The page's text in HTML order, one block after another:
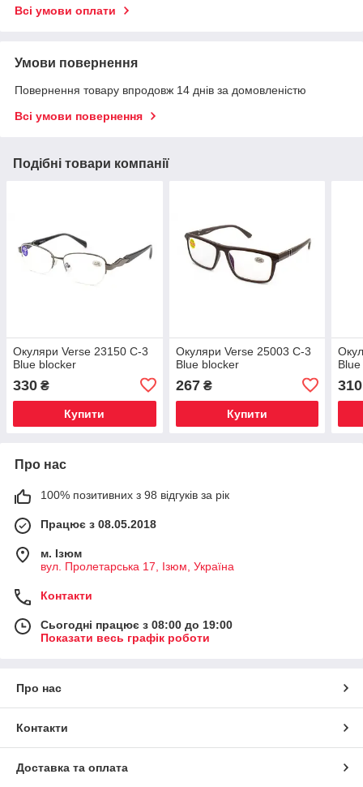
Всі умови оплати
Умови повернення
Повернення товару впродовж 14 днів за домовленістю
Всі умови повернення
Подібні товари компанії
Окуляри Verse 23150 C-3
Blue blocker
330 ₴
Купити
Окуляри Verse 25003 C-3
Blue blocker
267₴
Купити
310
Про нас
100% позитивних з 98 відгуків за рік
Працює з 08.05.2018
м. Iзюм
вул. Пролетарська 17, Iзюм, Україна
Контакти
Сьогодні працює з 08:00 до 19:00
Показати весь графік роботи
Про нас
Контакти
Доставка та оплата